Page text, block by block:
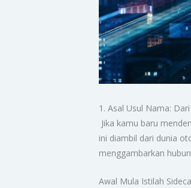
1. Asal Usul Nama:
Jika kamu baru
ini diambil dari dunia
menggambarkan
Awal Mula Istilah